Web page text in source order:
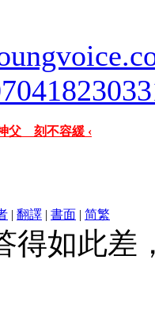
父 刻不容緩 ‹
| 翻譯 | 書面 | 简繁
得如此差